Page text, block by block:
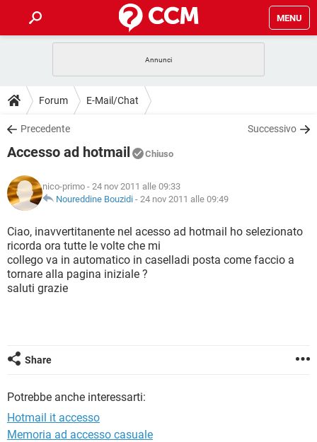
MENU
INTRATTENIMENTO
iOS
INSTAGRAM WHATSAPP
TIKTOK
HARDWARE
GUIDE
COVID-19
INSTAGRAM WHATSAPP
TIKTOK
HARDWARE
DOWNLOAD
COVID-19 GAMING
INTRATTENIMENTO
iOS WINDOWS 10
INSTAGRAM WHATSAPP
TIKTOK
HARDWARE
COVID-19 GAMING
INTRATTENIMENTO
iOS WINDOWS 10
INSTAGRAM WHATSAPP
TIKTOK
GLOSSARIO
COVID-19 GAMING
INTRATTENIMENTO
iOS
INSTAGRAM
Forum E-Mail/Chat
Precedente Successivo
Accesso ad hotmail Chiuso
nico-primo - 24 nov 2011 alle 09:33
Noureddine Bouzidi - 24 nov 2011 alle 09:49
Ciao, inavvertitanente nel acesso ad hotmail ho selezionato
ricorda ora tutte le volte che mi
collego va in automatico in caselladi posta come faccio a
tornare alla pagina iniziale ?
saluti grazie
Share
Potrebbe anche interessarti:
Hotmail it accesso
Memoria ad accesso casuale